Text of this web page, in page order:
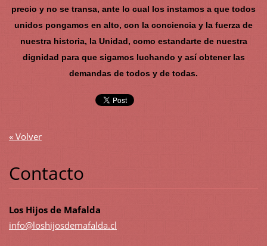
precio y no se transa, ante lo cual los instamos a que todos
unidos pongamos en alto, con la conciencia y la fuerza de
nuestra historia, la Unidad, como estandarte de nuestra
dignidad para que sigamos luchando y así obtener las
demandas de todos y de todas.
« Volver
Contacto
Los Hijos de Mafalda
info@loshijosdemafalda.cl